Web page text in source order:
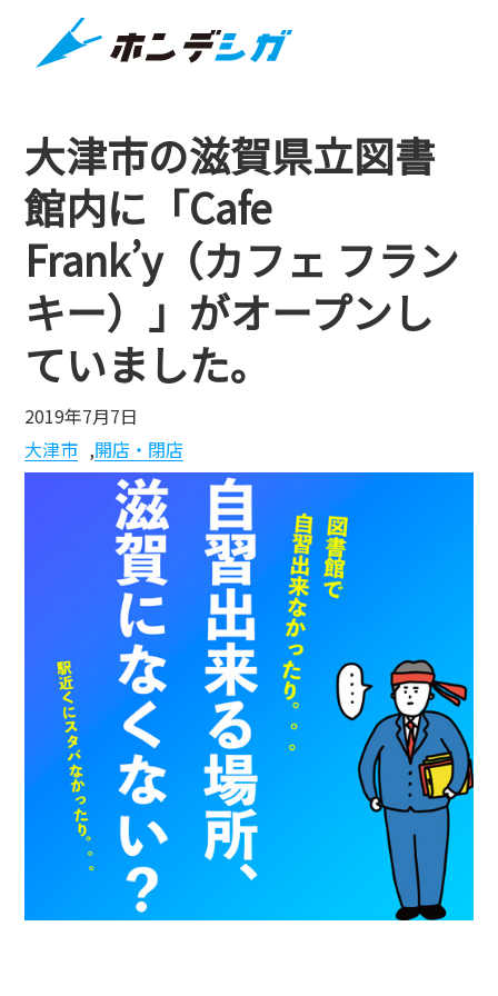
大津市の滋賀県立図書
館内に「Cafe
Frank’y（カフェ フラン
キー）」がオープンし
ていました。
2019年7月7日
大津市 ,開店・閉店